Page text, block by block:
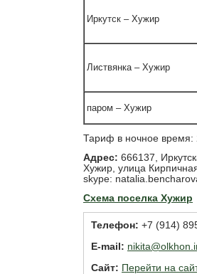
Иркутск – Хужир
Листвянка – Хужир
паром – Хужир
Тариф в ночное время:
Адрес: 666137,
Хужир, улица
skype:
Схема поселка Хужир
Телефон: +7 (914)
E-mail:
Сайт: Перейти на